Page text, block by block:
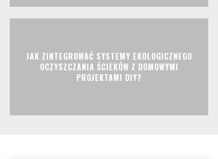
JAK ZINTEGROWAĆ SYSTEMY EKOLOGICZNEGO
OCZYSZCZANIA ŚCIEKÓW Z DOMOWYMI
PROJEKTAMI DIY?